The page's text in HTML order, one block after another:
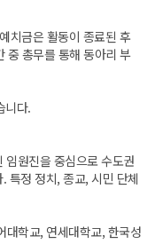
치금은 활동이 종료된 후
중 총무를 통해 동아리 부
니다.
원진을 중심으로 수도권
특정 정치, 종교, 시민 단체
학교, 연세대학교, 한국성